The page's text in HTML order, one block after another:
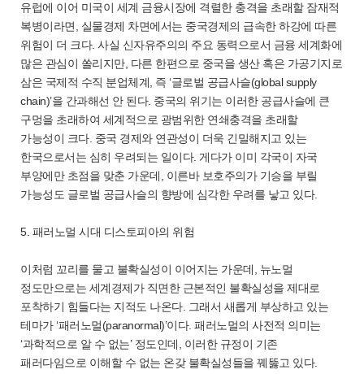
유럽에 이어 미국이 세계 금융시장에 격렬한 충격을 초래할 잠재적
복병이라면, 실물경제 차면에서는 중국경제의 급속한 하강에 따른
위험이 더 크다. 사실 신자유주의의 주요 동력으로서 금융 세계화에
많은 관심이 쏠리지만, 다른 한편으로 중국을 생산 혹은 가공기지로
삼은 국제적 수직 분업체계, 즉 ‘글로벌 공급사슬(global supply
chain)’을 간과해선 안 된다. 중국의 위기는 이러한 공급사슬에 큰
구멍을 초래하여 세계적으로 광범위한 연쇄충격을 초래할
가능성이 크다. 중국 경제와 연관성이 더욱 긴밀해지고 있는
한국으로서는 심히 우려되는 일이다. 게다가 이미 각국이 자국
부양에만 초점을 맞춘 가운데, 이른바 보호주의가 기승을 부릴
가능성도 글로벌 공급사슬의 향방에 심각한 우려를 낳고 있다.
5. 패러노멀 시대 디스토피아의 위험
이처럼 꼬리를 물고 불확실성이 이어지는 가운데, 뉴노멀
정도만으로는 세계경제가 직면한 근본적인 불확실성을 제대로
포착하기 힘들다는 지적도 나온다. 그래서 새롭게 부상하고 있는
테마가 ‘패러노멀(paranormal)’이다. 패러노멀의 사전적 의미는
‘과학적으로 알 수 없는’ 정도인데, 이러한 규정이 기존
패러다임으로 이해할 수 없는 온갖 불확실성들을 꿰뚫고 있다.